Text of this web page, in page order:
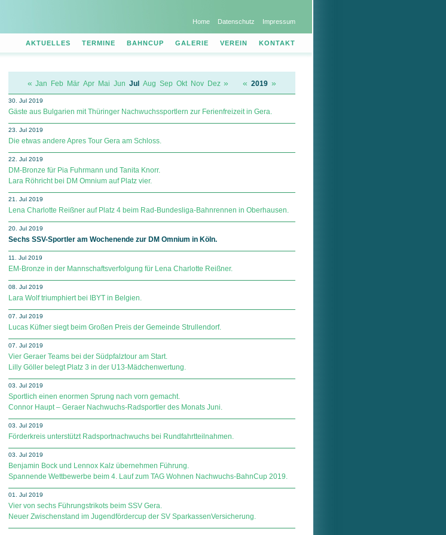
Home Datenschutz Impressum
AKTUELLES TERMINE BAHNCUP GALERIE VEREIN KONTAKT
« Jan Feb Mär Apr Mai Jun Jul Aug Sep Okt Nov Dez » « 2019 »
30. Jul 2019
Gäste aus Bulgarien mit Thüringer Nachwuchssportlern zur Ferienfreizeit in Gera.
23. Jul 2019
Die etwas andere Apres Tour Gera am Schloss.
22. Jul 2019
DM-Bronze für Pia Fuhrmann und Tanita Knorr.
Lara Röhricht bei DM Omnium auf Platz vier.
21. Jul 2019
Lena Charlotte Reißner auf Platz 4 beim Rad-Bundesliga-Bahnrennen in Oberhausen.
20. Jul 2019
Sechs SSV-Sportler am Wochenende zur DM Omnium in Köln.
11. Jul 2019
EM-Bronze in der Mannschaftsverfolgung für Lena Charlotte Reißner.
08. Jul 2019
Lara Wolf triumphiert bei IBYT in Belgien.
07. Jul 2019
Lucas Küfner siegt beim Großen Preis der Gemeinde Strullendorf.
07. Jul 2019
Vier Geraer Teams bei der Südpfalztour am Start.
Lilly Göller belegt Platz 3 in der U13-Mädchenwertung.
03. Jul 2019
Sportlich einen enormen Sprung nach vorn gemacht.
Connor Haupt – Geraer Nachwuchs-Radsportler des Monats Juni.
03. Jul 2019
Förderkreis unterstützt Radsportnachwuchs bei Rundfahrtteilnahmen.
03. Jul 2019
Benjamin Bock und Lennox Kalz übernehmen Führung.
Spannende Wettbewerbe beim 4. Lauf zum TAG Wohnen Nachwuchs-BahnCup 2019.
01. Jul 2019
Vier von sechs Führungstrikots beim SSV Gera.
Neuer Zwischenstand im Jugendfördercup der SV Spar­kas­sen­Ver­si­che­rung.